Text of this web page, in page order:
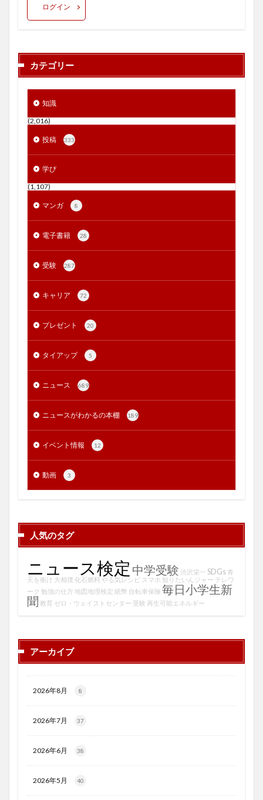
ログイン
カテゴリー
知識
(2,016)
投稿 333
学び
(1,107)
マンガ 8
電子書籍 28
受験 287
キャリア 72
プレゼント 20
タイアップ 5
ニュース 689
ニュースがわかるの本棚 189
イベント情報 12
動画 3
人気のタグ
ニュース検定 中学受験 渋沢栄一 SDGs 青
天を衝け 大相撲 化石燃料 やる気レシピ スマホ 知りたいんジャー テレワ
ーク 勉強の仕方 地図地理検定 紙幣 自転車保険 毎日小学生新
聞 教育 ゼロ・ウェイストセンター 受験 再生可能エネルギー
アーカイブ
2026年8月 8
2026年7月 37
2026年6月 38
2026年5月 40